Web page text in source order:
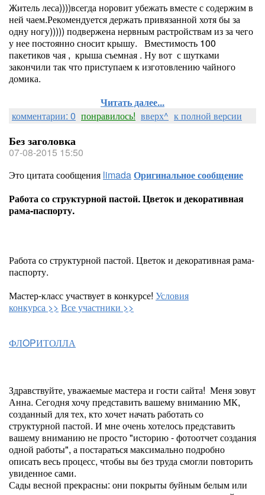
Житель леса))))всегда норовит убежать вместе с содержим в
ней чаем.Рекомендуется держать привязанной хотя бы за
одну ногу))))) подвержена нервным растройствам из за чего
у нее постоянно сносит крышу. Вместимость 100
пакетиков чая , крыша съемная . Ну вот с шутками
закончили так что приступаем к изготовлению чайного
домика.
Читать далее...
комментарии: 0 понравилось! вверх^ к полной версии
Без заголовка
07-08-2015 15:50
Это цитата сообщения limadaОригинальное сообщение
Работа со структурной пастой. Цветок и декоративная
рама-паспорту.
Работа со структурной пастой. Цветок и декоративная рама-
паспорту.
Мастер-класс участвует в конкурсе! Условия
конкурса >> Все участники >>
ФЛOPИТОЛЛА
Здравствуйте, уважаемые мастера и гости сайта! Меня зовут
Анна. Сегодня хочу представить вашему вниманию МК,
созданный для тех, кто хочет начать работать со
структурной пастой. И мне очень хотелось представить
вашему вниманию не просто "историю - фотоотчет создания
одной работы", а постараться максимально подробно
описать весь процесс, чтобы вы без труда смогли повторить
увиденное сами.
Сады весной прекрасны: они покрыты буйным белым или